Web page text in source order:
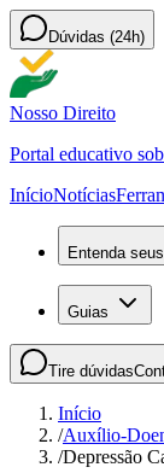
Dúvidas (24h)
Nosso Direito
Portal educativo
InícioNotícias
Entenda
Guias
Tire dúvidas
Início
/Auxílio-
/Depressão